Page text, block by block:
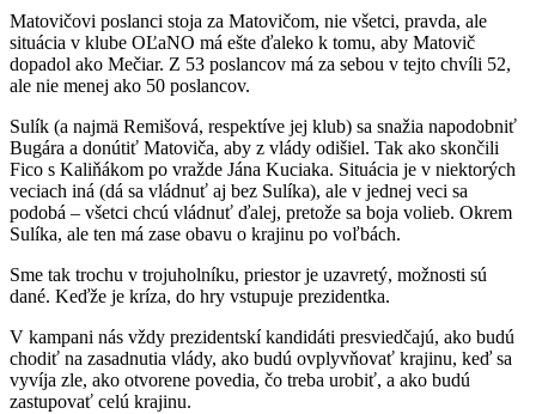
Matovičovi poslanci stoja za Matovičom, nie všetci, pravda, ale
situácia v klube OĽaNO má ešte ďaleko k tomu, aby Matovič
dopadol ako Mečiar. Z 53 poslancov má za sebou v tejto chvíli 52,
ale nie menej ako 50 poslancov.
Sulík (a najmä Remišová, respektíve jej klub) sa snažia napodobniť
Bugára a donútiť Matoviča, aby z vlády odišiel. Tak ako skončili
Fico s Kaliňákom po vražde Jána Kuciaka. Situácia je v niektorých
veciach iná (dá sa vládnuť aj bez Sulíka), ale v jednej veci sa
podobá – všetci chcú vládnuť ďalej, pretože sa boja volieb. Okrem
Sulíka, ale ten má zase obavu o krajinu po voľbách.
Sme tak trochu v trojuholníku, priestor je uzavretý, možnosti sú
dané. Keďže je kríza, do hry vstupuje prezidentka.
V kampani nás vždy prezidentskí kandidáti presviedčajú, ako budú
chodiť na zasadnutia vlády, ako budú ovplyvňovať krajinu, keď sa
vyvíja zle, ako otvorene povedia, čo treba urobiť, a ako budú
zastupovať celú krajinu.